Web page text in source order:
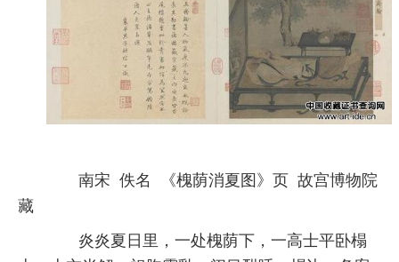
南宋 佚名 《槐荫消夏图》页 故宫博物院
藏
炎炎夏日里，一处槐荫下，一高士平卧榻